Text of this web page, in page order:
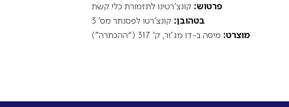
פרטוש: קונצ’רטינו לתזמורת כלי קשת
בטהובן: קונצ’רטו לפסנתר מס’ 3
מוצרט: מיסה ב-דו מג’ור, ק’ 317 (“ההכתרה”)